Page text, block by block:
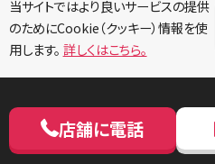
法人サービス
Copyright © 2022
店舗に電話
当サイトではより良いサービスの提供
のためにCookie（クッキー）情報を使
用します。 詳しくはこちら。